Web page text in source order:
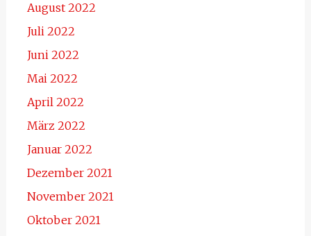
August 2022
Juli 2022
Juni 2022
Mai 2022
April 2022
März 2022
Januar 2022
Dezember 2021
November 2021
Oktober 2021